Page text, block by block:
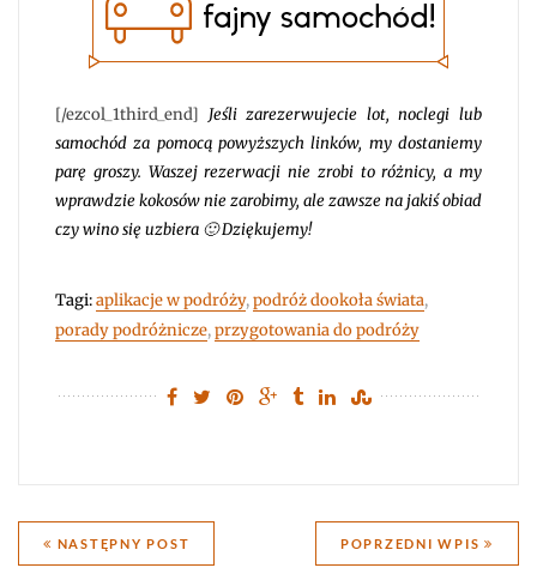
[/ezcol_1third_end] Jeśli zarezerwujecie lot, noclegi lub
samochód za pomocą powyższych linków, my dostaniemy
parę groszy. Waszej rezerwacji nie zrobi to różnicy, a my
wprawdzie kokosów nie zarobimy, ale zawsze na jakiś obiad
czy wino się uzbiera 🙂 Dziękujemy!
Tagi:aplikacje w podróży,podróż dookoła świata,
porady podróżnicze,przygotowania do podróży
Nawigacja
wpisu
POPRZEDNI WPIS
NASTĘPNY POST